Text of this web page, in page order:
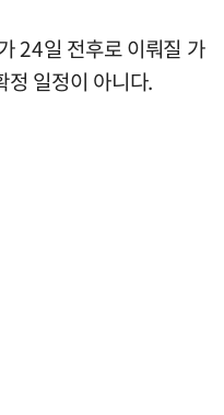
24일 전후로 이뤄질 가
정 일정이 아니다.